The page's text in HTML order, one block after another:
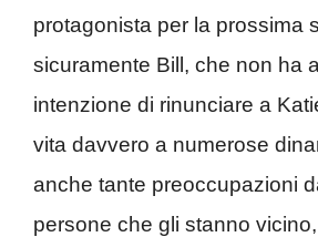
protagonista per la prossima
sicuramente Bill, che non ha
intenzione di rinunciare a
vita davvero a numerose
anche tante preoccupazioni
persone che gli stanno